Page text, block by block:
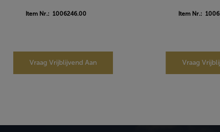
Item Nr.: 1006246.00
Vraag Vrijblijvend Aan
Item Nr.:
Vraag